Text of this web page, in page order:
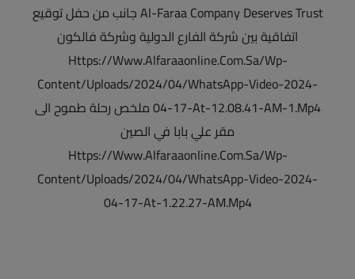
Al-Faraa Company Deserves Trust جانب من حفل توقيع
اتفاقية بين شركة الفارع الدولية وشركة فالكون
Https://www.alfaraaonline.com.sa/wp-
Content/uploads/2024/04/WhatsApp-Video-2024-
04-17-At-12.08.41-AM-1.mp4 ملخص رحلة طموح الى
مقر علي بابا في الصين
Https://www.alfaraaonline.com.sa/wp-
Content/uploads/2024/04/WhatsApp-Video-2024-
04-17-At-1.22.27-AM.mp4